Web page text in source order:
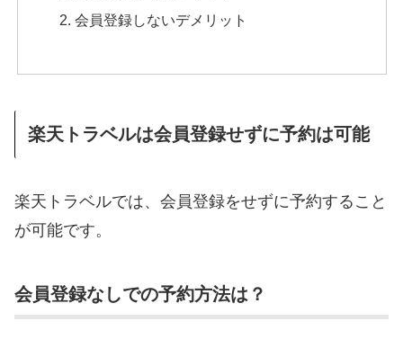
会員登録しないデメリット
楽天トラベルは会員登録せずに予約は可能
楽天トラベルでは、会員登録をせずに予約すること
が可能です。
会員登録なしでの予約方法は？